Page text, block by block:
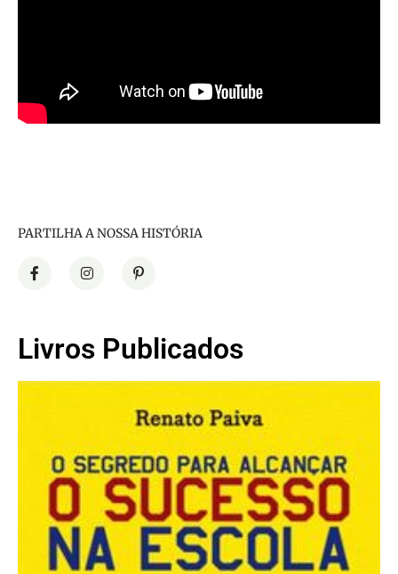
PARTILHA A NOSSA HISTÓRIA
Livros Publicados